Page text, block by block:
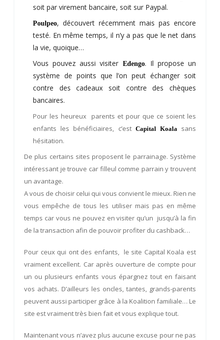
soit par virement bancaire, soit sur Paypal.
Poulpeo, découvert récemment mais pas encore
testé. En même temps, il n’y a pas que le net dans
la vie, quoique…
Vous pouvez aussi visiter Edengo. Il propose un
système de points que l’on peut échanger soit
contre des cadeaux soit contre des chèques
bancaires.
Pour les heureux parents et pour que ce soient les
enfants les bénéficiaires, c’est Capital Koalasans
hésitation.
De plus certains sites proposent le parrainage. Système
intéressant je trouve car filleul comme parrain y trouvent
un avantage.
A vous de choisir celui qui vous convient le mieux. Rien ne
vous empêche de tous les utiliser mais pas en même
temps car vous ne pouvez en visiter qu’un jusqu’à la fin
de la transaction afin de pouvoir profiter du cashback…
Pour ceux qui ont des enfants, le site Capital Koala est
vraiment excellent. Car après ouverture de compte pour
un ou plusieurs enfants vous épargnez tout en faisant
vos achats. D’ailleurs les oncles, tantes, grands-parents
peuvent aussi participer grâce à la Koalition familiale… Le
site est vraiment très bien fait et vous explique tout.
Maintenant vous n’avez plus aucune excuse pour ne pas